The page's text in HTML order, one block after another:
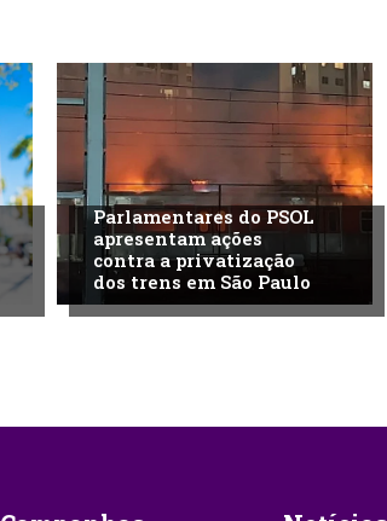
Parlamentares do PSOL
apresentam ações
contra a privatização
dos trens em São Paulo